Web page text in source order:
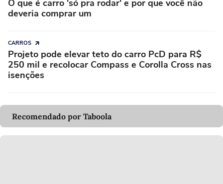
O que é carro 'só pra rodar' e por que você não
deveria comprar um
CARROS
Projeto pode elevar teto do carro PcD para R$
250 mil e recolocar Compass e Corolla Cross nas
isenções
Recomendado por Taboola